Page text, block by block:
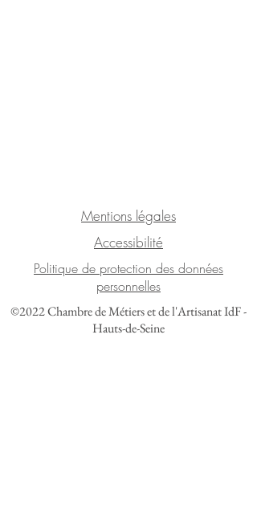
Mentions légales
Accessibilité
Politique de protection des données
personnelles
©2022 Chambre de Métiers et de l'Artisanat IdF -
Hauts-de-Seine